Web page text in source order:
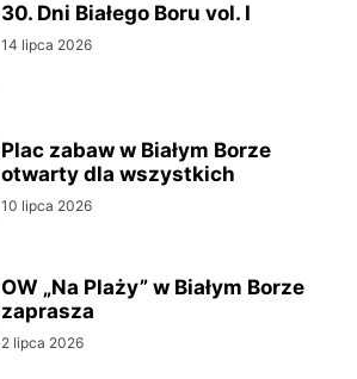
30. Dni Białego Boru vol. I
14 lipca 2026
Plac zabaw w Białym Borze
otwarty dla wszystkich
10 lipca 2026
OW „Na Plaży” w Białym Borze
zaprasza
2 lipca 2026